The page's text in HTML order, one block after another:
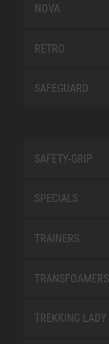
NOVA
RETRO
SAFEGUARD
SAFETY-GRIP
SPECIALS
TRAINERS
TRANSFOAMERS
TREKKING LADY